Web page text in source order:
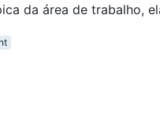
da área de trabalho,